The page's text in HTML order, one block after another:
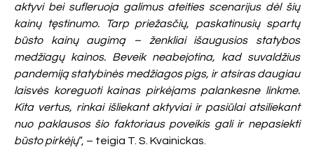
aktyvi bei sufleruoja galimus ateities scenarijus dėl šių
kainų tęstinumo. Tarp priežasčių, paskatinusių spartų
būsto kainų augimą – ženkliai išaugusios statybos
medžiagų kainos. Beveik neabejotina, kad suvaldžius
pandemiją statybinės medžiagos pigs, ir atsiras daugiau
laisvės koreguoti kainas pirkėjams palankesne linkme.
Kita vertus, rinkai išliekant aktyviai ir pasiūlai atsiliekant
nuo paklausos šio faktoriaus poveikis gali ir nepasiekti
būsto pirkėjų“, – teigia T. S. Kvainickas.